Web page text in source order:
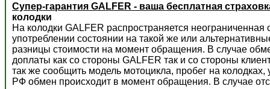
Супер-гарантия GALFER - ваша бесплатная
колодки
На колодки GALFER распространяется
употреблении состоянии на такой же или
разницы стоимости на момент обращения. В случае
доплаты как со стороны GALFER так и со стороны
так же сообщить модель мотоцикла, пробег на
РФ обмен происходит в момент обращения. В случае